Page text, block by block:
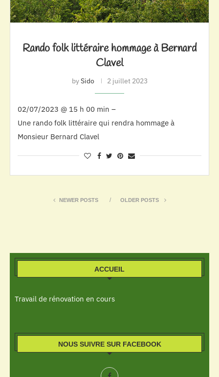
Rando folk littéraire hommage à Bernard
Clavel
bySido 2 juillet 2023
02/07/2023 @ 15 h 00 min –
Une rando folk littéraire qui rendra hommage à
Monsieur Bernard Clavel
NEWER POSTS OLDER POSTS
ACCUEIL
Travail de rénovation en cours
NOUS SUIVRE SUR FACEBOOK